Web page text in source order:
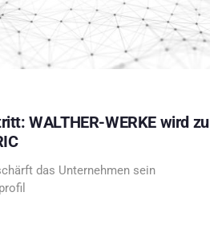
WALTHER-WERKE wird zu
das Unternehmen sein